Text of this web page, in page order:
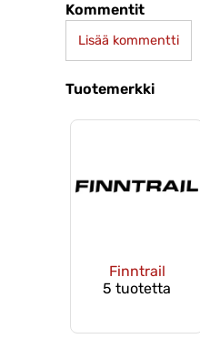
Kommentit
Lisää kommentti
Tuotemerkki
Finntrail
5 tuotetta